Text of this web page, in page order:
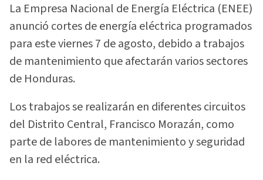
La Empresa Nacional de Energía Eléctrica (ENEE)
anunció cortes de energía eléctrica programados
para este viernes 7 de agosto, debido a trabajos
de mantenimiento que afectarán varios sectores
de Honduras.
Los trabajos se realizarán en diferentes circuitos
del Distrito Central, Francisco Morazán, como
parte de labores de mantenimiento y seguridad
en la red eléctrica.